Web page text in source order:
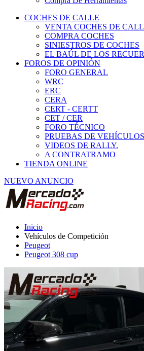
COCHES DE CALLE
VENTA COCHES DE
COMPRA COCHES
SINIESTROS DE COCHES
EL BAÚL DE LOS
FOROS DE OPINIÓN
FORO GENERAL
WRC
ERC
CERA
CERT - CERTT
CET / CER
FORO TÉCNICO
PRUEBAS DE
VIDEOS DE RALLY.
A CONTRATRAMO
TIENDA ONLINE
NUEVO ANUNCIO
Vehículos de Competición
Peugeot
Peugeot 308 cup